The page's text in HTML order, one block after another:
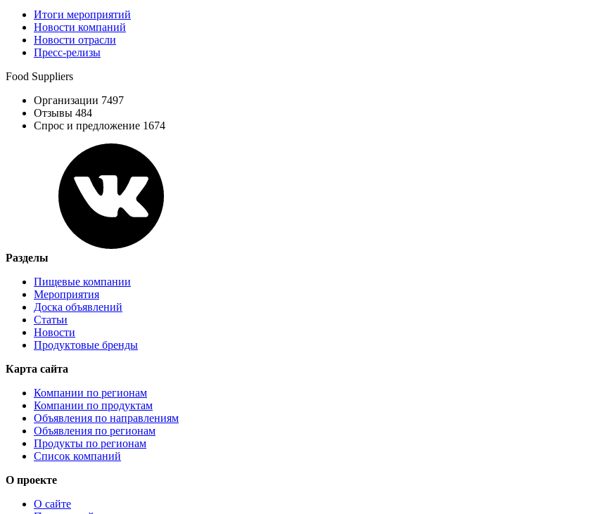
Итоги мероприятий
Новости компаний
Новости отрасли
Пресс-релизы
Food Suppliers
Организации 7497
Отзывы 484
Спрос и предложение 1674
Разделы
Пищевые компании
Мероприятия
Доска объявлений
Статьи
Новости
Продуктовые бренды
Карта сайта
Компании по регионам
Компании по продуктам
Объявления по направлениям
Объявления по регионам
Продукты по регионам
Список компаний
О проекте
О сайте